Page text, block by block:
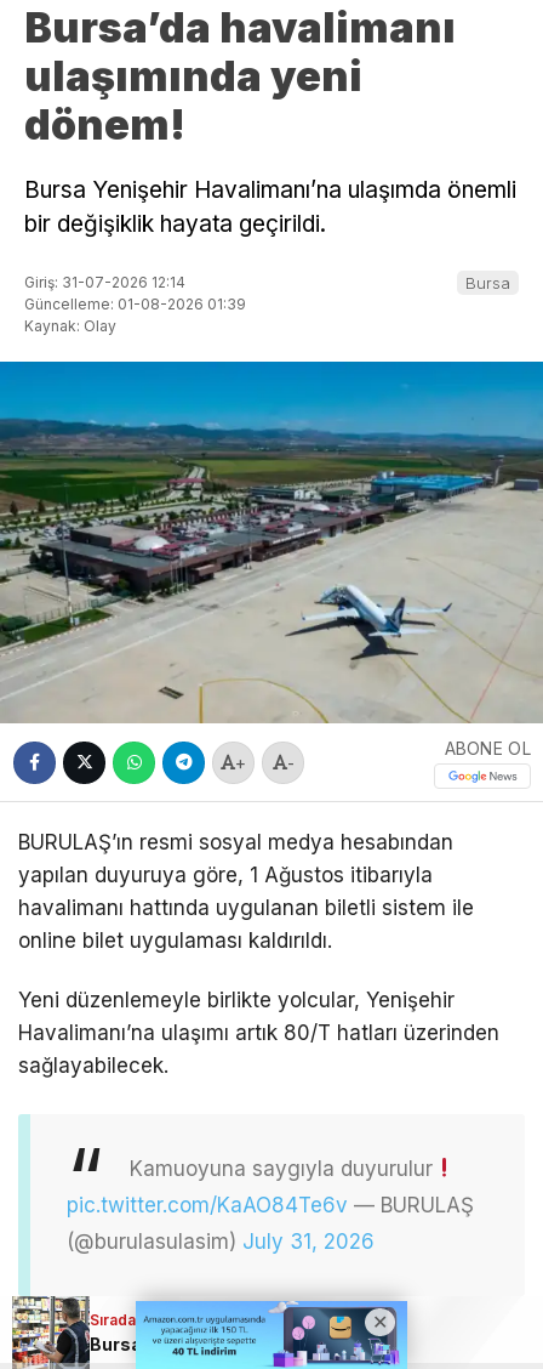
Bursa’da havalimanı
ulaşımında yeni
dönem!
Bursa Yenişehir Havalimanı’na ulaşımda önemli
bir değişiklik hayata geçirildi.
Giriş: 31-07-2026 12:14
Güncelleme: 01-08-2026 01:39
Kaynak: Olay
Bursa
+ -
ABONE OL
BURULAŞ’ın resmi sosyal medya hesabından
yapılan duyuruya göre, 1 Ağustos itibarıyla
havalimanı hattında uygulanan biletli sistem ile
online bilet uygulaması kaldırıldı.
Yeni düzenlemeyle birlikte yolcular, Yenişehir
Havalimanı’na ulaşımı artık 80/T hatları üzerinden
sağlayabilecek.
Kamuoyuna saygıyla duyurulur
pic.twitter.com/KaAO84Te6v — BURULAŞ
(@burulasulasim) July 31, 2026
Sıradaki Haber
Bursa’da gıdada şok liste! 3 ürün ifşa edildi